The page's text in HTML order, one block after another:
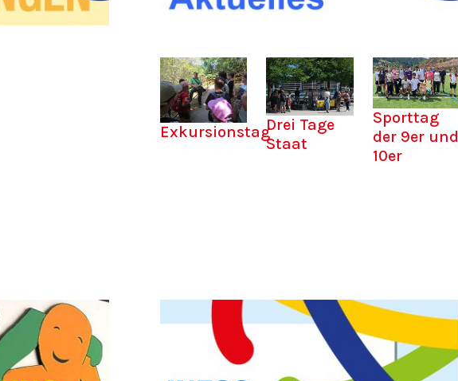
ExkursionstagDrei Tage
Staat
Sporttag
der 9er und
10er